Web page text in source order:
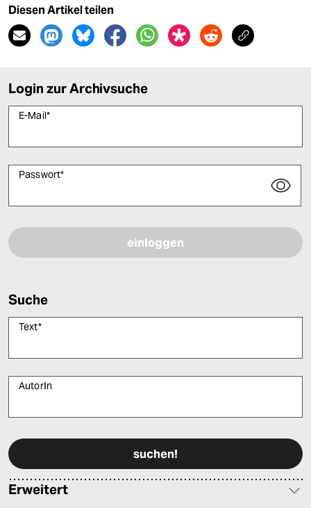
Diesen Artikel teilen
Login zur Archivsuche
E-Mail*
Passwort*
Suche
Text*
AutorIn
Erweitert